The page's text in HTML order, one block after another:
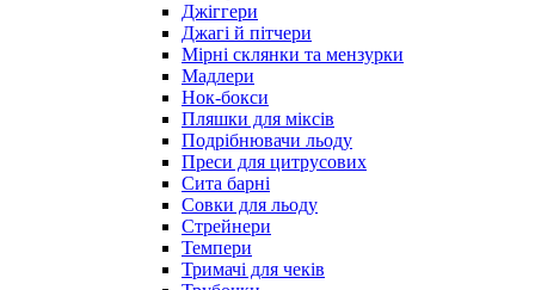
Джіггери
Джагі й пітчери
Мірні склянки та мензурки
Мадлери
Нок-бокси
Пляшки для міксів
Подрібнювачи льоду
Преси для цитрусових
Сита барні
Совки для льоду
Стрейнери
Темпери
Тримачі для чеків